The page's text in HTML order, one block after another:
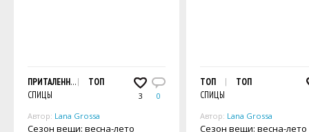
3 0
ПРИТАЛЕННЫЙ ТОП
ТОП
СПИЦЫ
Автор: Lana Grossa
Сезон вещи: весна-лето
ТОП
ТОП
СПИЦЫ
Автор: Lana Grossa
Сезон вещи: весна-лето